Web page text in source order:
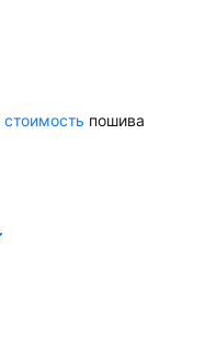
стоимость пошива